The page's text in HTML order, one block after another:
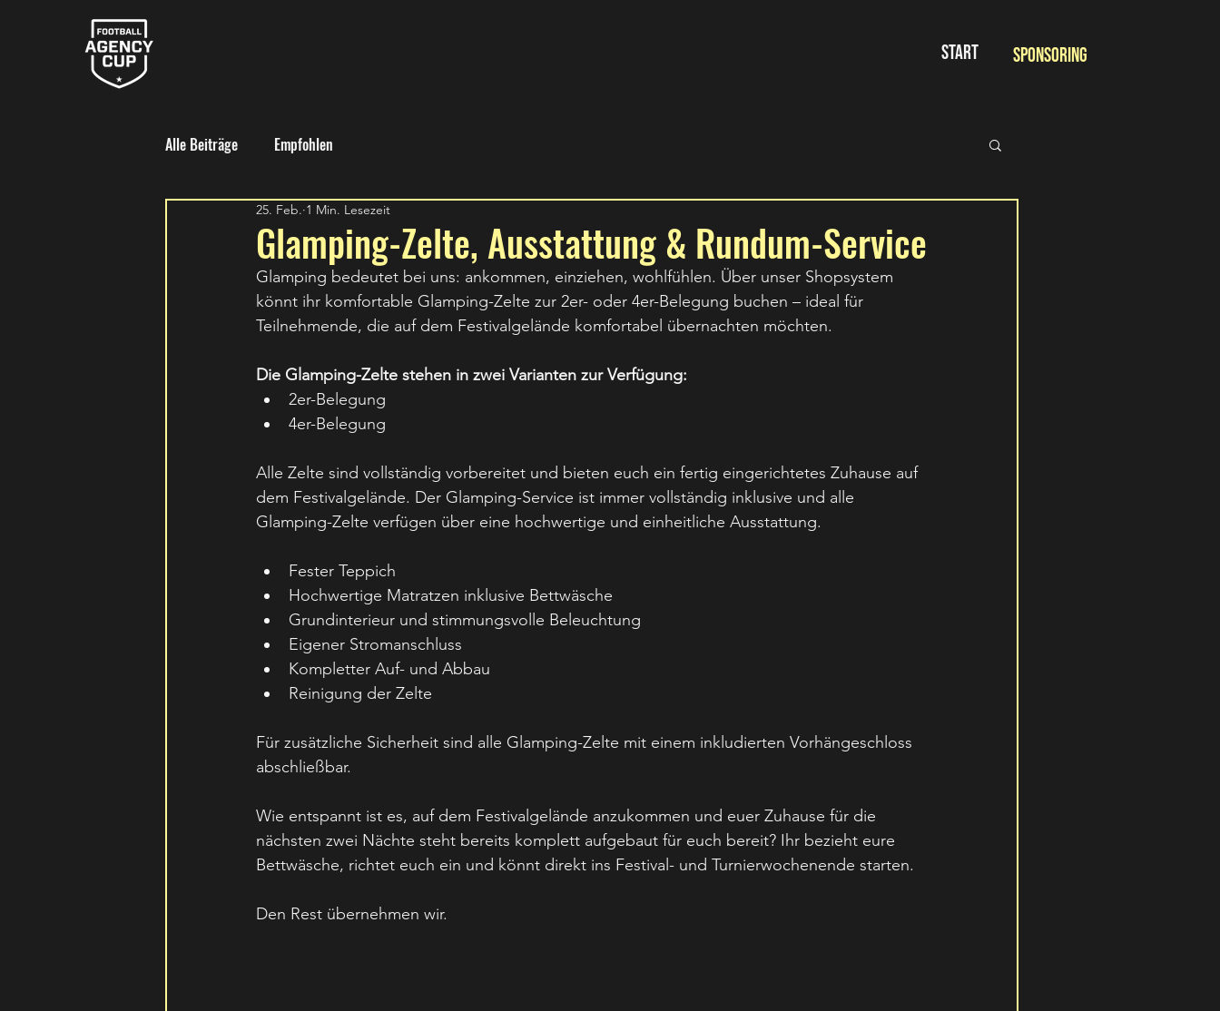
START Sponsoring
Alle Beiträge Empfohlen
Glamping-Zelte, Ausstattung & Rundum-Service
25. Feb. 1 Min. Lesezeit
Glamping bedeutet bei uns: ankommen, einziehen, wohlfühlen. Über unser Shopsystem
könnt ihr komfortable Glamping-Zelte zur 2er- oder 4er-Belegung buchen – ideal für
Teilnehmende, die auf dem Festivalgelände komfortabel übernachten möchten.
Die Glamping-Zelte stehen in zwei Varianten zur Verfügung:
2er-Belegung
4er-Belegung
Alle Zelte sind vollständig vorbereitet und bieten euch ein fertig eingerichtetes Zuhause auf
dem Festivalgelände. Der Glamping-Service ist immer vollständig inklusive und alle
Glamping-Zelte verfügen über eine hochwertige und einheitliche Ausstattung.
Fester Teppich
Hochwertige Matratzen inklusive Bettwäsche
Grundinterieur und stimmungsvolle Beleuchtung
Eigener Stromanschluss
Kompletter Auf- und Abbau
Reinigung der Zelte
Für zusätzliche Sicherheit sind alle Glamping-Zelte mit einem inkludierten Vorhängeschloss
abschließbar.
Wie entspannt ist es, auf dem Festivalgelände anzukommen und euer Zuhause für die
nächsten zwei Nächte steht bereits komplett aufgebaut für euch bereit? Ihr bezieht eure
Bettwäsche, richtet euch ein und könnt direkt ins Festival- und Turnierwochenende starten.
Den Rest übernehmen wir.